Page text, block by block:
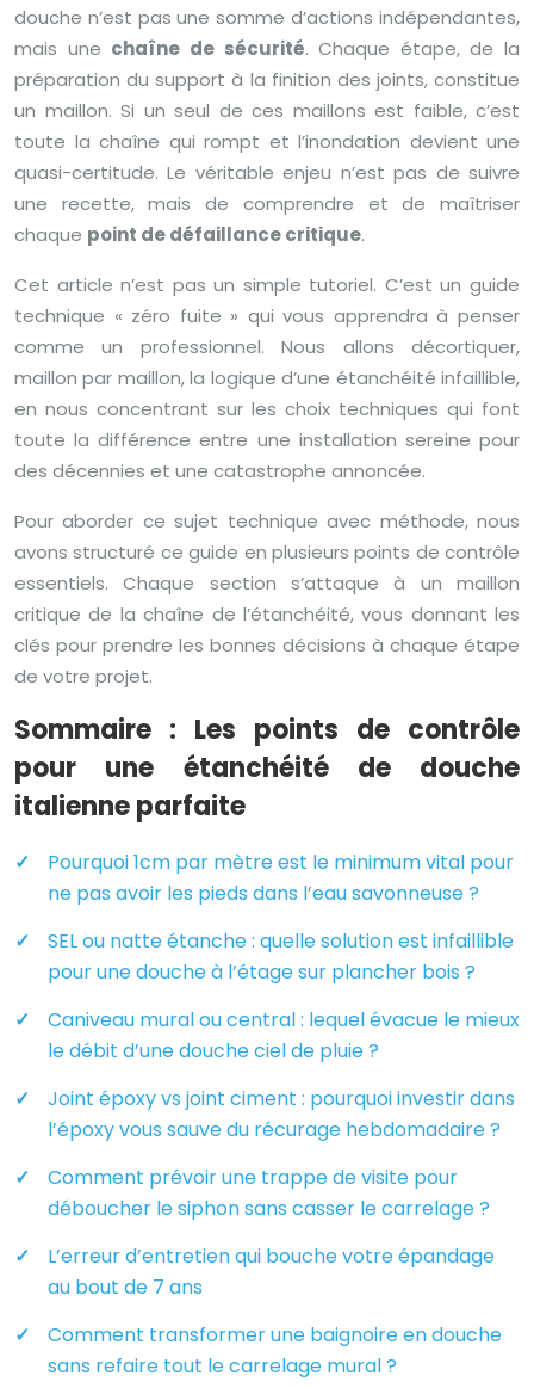
douche n’est pas une somme d’actions indépendantes,
mais une chaîne de sécurité. Chaque étape, de la
préparation du support à la finition des joints, constitue
un maillon. Si un seul de ces maillons est faible, c’est
toute la chaîne qui rompt et l’inondation devient une
quasi-certitude. Le véritable enjeu n’est pas de suivre
une recette, mais de comprendre et de maîtriser
chaque point de défaillance critique.
Cet article n’est pas un simple tutoriel. C’est un guide
technique « zéro fuite » qui vous apprendra à penser
comme un professionnel. Nous allons décortiquer,
maillon par maillon, la logique d’une étanchéité infaillible,
en nous concentrant sur les choix techniques qui font
toute la différence entre une installation sereine pour
des décennies et une catastrophe annoncée.
Pour aborder ce sujet technique avec méthode, nous
avons structuré ce guide en plusieurs points de contrôle
essentiels. Chaque section s’attaque à un maillon
critique de la chaîne de l’étanchéité, vous donnant les
clés pour prendre les bonnes décisions à chaque étape
de votre projet.
Sommaire : Les points de contrôle
pour une étanchéité de douche
italienne parfaite
Pourquoi 1cm par mètre est le minimum vital pour
ne pas avoir les pieds dans l’eau savonneuse ?
SEL ou natte étanche : quelle solution est infaillible
pour une douche à l’étage sur plancher bois ?
Caniveau mural ou central : lequel évacue le mieux
le débit d’une douche ciel de pluie ?
Joint époxy vs joint ciment : pourquoi investir dans
l’époxy vous sauve du récurage hebdomadaire ?
Comment prévoir une trappe de visite pour
déboucher le siphon sans casser le carrelage ?
L’erreur d’entretien qui bouche votre épandage
au bout de 7 ans
Comment transformer une baignoire en douche
sans refaire tout le carrelage mural ?